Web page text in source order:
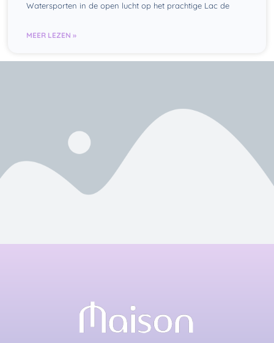
Watersporten in de open lucht op het prachtige Lac de
MEER LEZEN »